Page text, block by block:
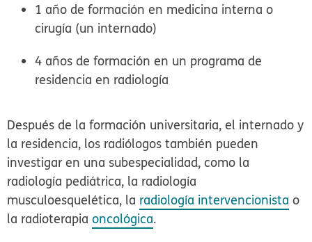
1 año de formación en medicina interna o
cirugía (un internado)
4 años de formación en un programa de
residencia en radiología
Después de la formación universitaria, el internado y
la residencia, los radiólogos también pueden
investigar en una subespecialidad, como la
radiología pediátrica, la radiología
musculoesquelética, la radiología intervencionista o
la radioterapiaoncológica.